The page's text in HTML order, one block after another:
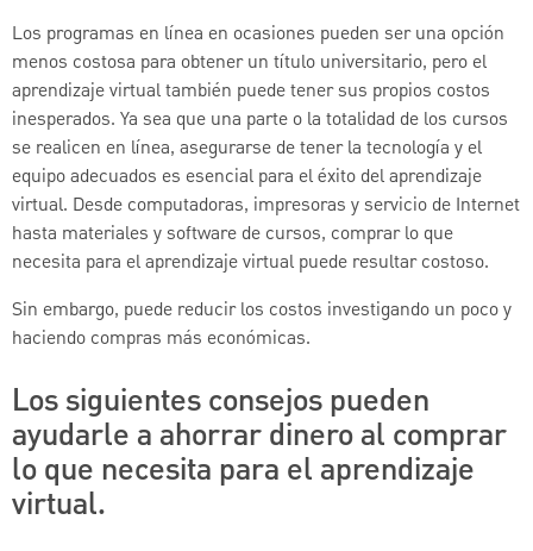
Los programas en línea en ocasiones pueden ser una opción
menos costosa para obtener un título universitario, pero el
aprendizaje virtual también puede tener sus propios costos
inesperados. Ya sea que una parte o la totalidad de los cursos
se realicen en línea, asegurarse de tener la tecnología y el
equipo adecuados es esencial para el éxito del aprendizaje
virtual. Desde computadoras, impresoras y servicio de Internet
hasta materiales y software de cursos, comprar lo que
necesita para el aprendizaje virtual puede resultar costoso.
Sin embargo, puede reducir los costos investigando un poco y
haciendo compras más económicas.
Los siguientes consejos pueden
ayudarle a ahorrar dinero al comprar
lo que necesita para el aprendizaje
virtual.